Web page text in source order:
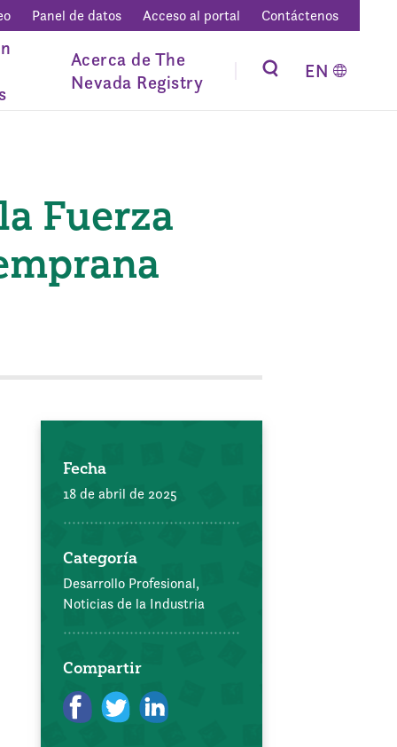
Panel de datos Acceso al portal Contáctenos
Acerca de The
Nevada Registry
EN
Fuerza
Fecha
18 de abril de 2025
Categoría
Desarrollo Profesional,
Noticias de la Industria
Compartir